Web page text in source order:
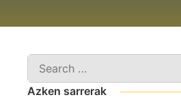
Azken sarrerak